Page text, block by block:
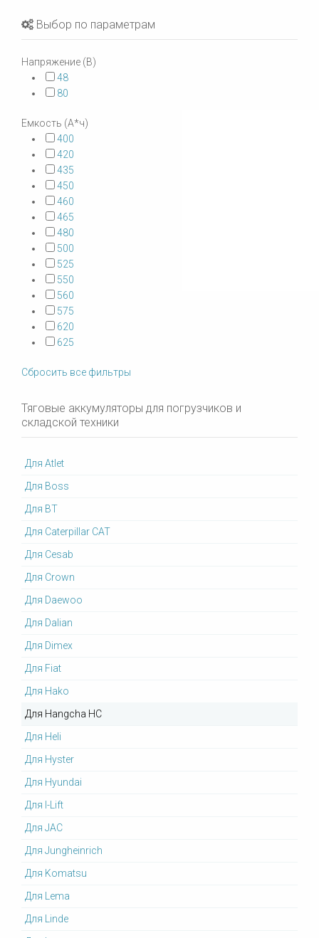
Выбор по параметрам
Напряжение (В)
48
80
Емкость (А*ч)
400
420
435
450
460
465
480
500
525
550
560
575
620
625
Сбросить все фильтры
Тяговые аккумуляторы для погрузчиков и
складской техники
Для Atlet
Для Boss
Для BT
Для Caterpillar CAT
Для Cesab
Для Crown
Для Daewoo
Для Dalian
Для Dimex
Для Fiat
Для Hako
Для Hangcha HC
Для Heli
Для Hyster
Для Hyundai
Для I-Lift
Для JAC
Для Jungheinrich
Для Komatsu
Для Lema
Для Linde